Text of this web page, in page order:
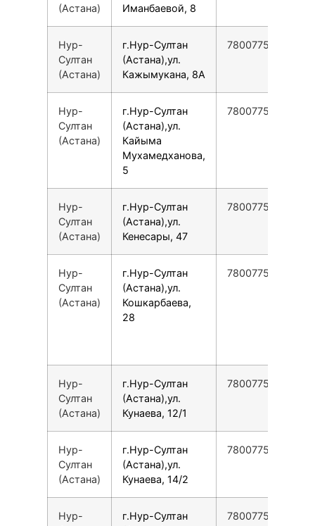
(Астана)
Иманбаевой, 8
Нур-
Султан
(Астана)
г.Нур-Султан
(Астана),ул.
Кажымукана, 8А
78007753553
Нур-
Султан
(Астана)
г.Нур-Султан
(Астана),ул.
Кайыма
Мухамедханова,
5
78007753553
Нур-
Султан
(Астана)
г.Нур-Султан
(Астана),ул.
Кенесары, 47
78007753553
Нур-
Султан
(Астана)
г.Нур-Султан
(Астана),ул.
Кошкарбаева,
28
78007753553
Нур-
Султан
(Астана)
г.Нур-Султан
(Астана),ул.
Кунаева, 12/1
78007753553
Нур-
Султан
(Астана)
г.Нур-Султан
(Астана),ул.
Кунаева, 14/2
78007753553
Нур-
г.Нур-Султан
78007753553